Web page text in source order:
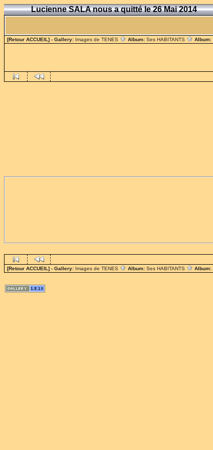
Lucienne SALA nous a quitté le 26 Mai 2014
[Retour ACCUEIL] - Gallery: Images de TENES Album: Ses HABITANTS Album:
[Retour ACCUEIL] - Gallery: Images de TENES Album: Ses HABITANTS Album: